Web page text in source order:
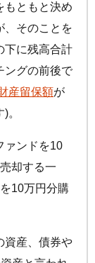
もともと決め
、そのことを
下に残高合計
ングの前後で
産留保額が
。
ァンドを10
却する一
10万円分購
資産、債券や